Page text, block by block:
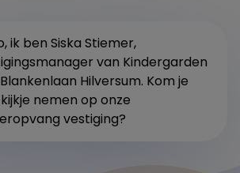
ik ben Siska Stiemer,
van Kindergarden
Hilversum. Kom je
nemen op onze
vestiging?